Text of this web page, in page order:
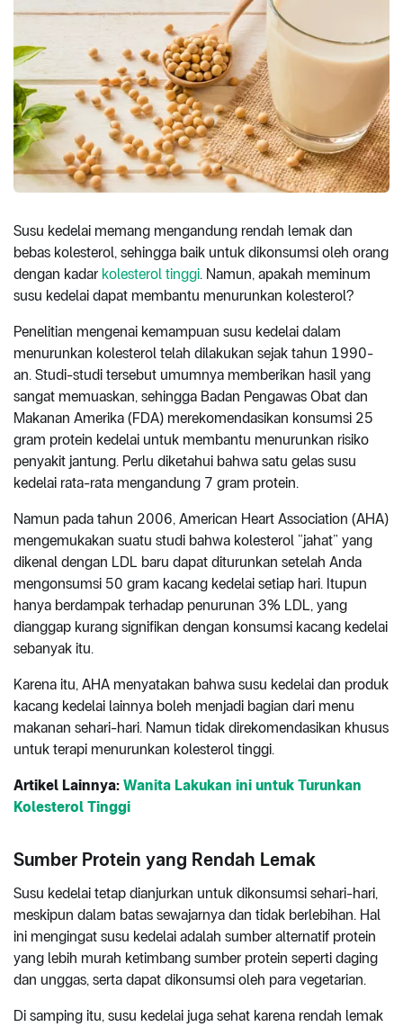
Susu kedelai memang mengandung rendah lemak dan
bebas kolesterol, sehingga baik untuk dikonsumsi oleh orang
dengan kadar kolesterol tinggi. Namun, apakah meminum
susu kedelai dapat membantu menurunkan kolesterol?
Penelitian mengenai kemampuan susu kedelai dalam
menurunkan kolesterol telah dilakukan sejak tahun 1990-
an. Studi-studi tersebut umumnya memberikan hasil yang
sangat memuaskan, sehingga Badan Pengawas Obat dan
Makanan Amerika (FDA) merekomendasikan konsumsi 25
gram protein kedelai untuk membantu menurunkan risiko
penyakit jantung. Perlu diketahui bahwa satu gelas susu
kedelai rata-rata mengandung 7 gram protein.
Namun pada tahun 2006, American Heart Association (AHA)
mengemukakan suatu studi bahwa kolesterol “jahat” yang
dikenal dengan LDL baru dapat diturunkan setelah Anda
mengonsumsi 50 gram kacang kedelai setiap hari. Itupun
hanya berdampak terhadap penurunan 3% LDL, yang
dianggap kurang signifikan dengan konsumsi kacang kedelai
sebanyak itu.
Karena itu, AHA menyatakan bahwa susu kedelai dan produk
kacang kedelai lainnya boleh menjadi bagian dari menu
makanan sehari-hari. Namun tidak direkomendasikan khusus
untuk terapi menurunkan kolesterol tinggi.
Artikel Lainnya: Wanita Lakukan ini untuk Turunkan
Kolesterol Tinggi
Sumber Protein yang Rendah Lemak
Susu kedelai tetap dianjurkan untuk dikonsumsi sehari-hari,
meskipun dalam batas sewajarnya dan tidak berlebihan. Hal
ini mengingat susu kedelai adalah sumber alternatif protein
yang lebih murah ketimbang sumber protein seperti daging
dan unggas, serta dapat dikonsumsi oleh para vegetarian.
Di samping itu, susu kedelai juga sehat karena rendah lemak